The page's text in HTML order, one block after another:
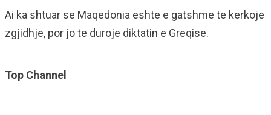
Ai ka shtuar se Maqedonia eshte e gatshme te kerkoje
zgjidhje, por jo te duroje diktatin e Greqise.
Top Channel